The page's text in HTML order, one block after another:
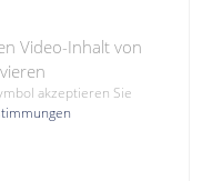
Video-Inhalt von
akzeptieren Sie